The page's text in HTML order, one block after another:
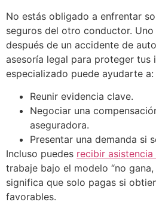
No estás obligado a enfrentar
seguros del otro conductor.
después de un accidente de
asesoría legal para proteger tus
especializado puede ayudarte a:
Reunir evidencia clave.
Negociar una
aseguradora.
Presentar una demanda si
Incluso puedes recibir
trabaje bajo el modelo “no
significa que solo pagas si
favorables.